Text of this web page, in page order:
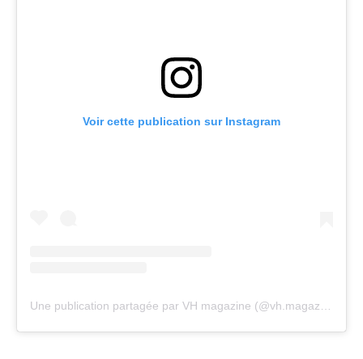
Voir cette publication sur Instagram
Une publication partagée par VH magazine (@vh.magazine)